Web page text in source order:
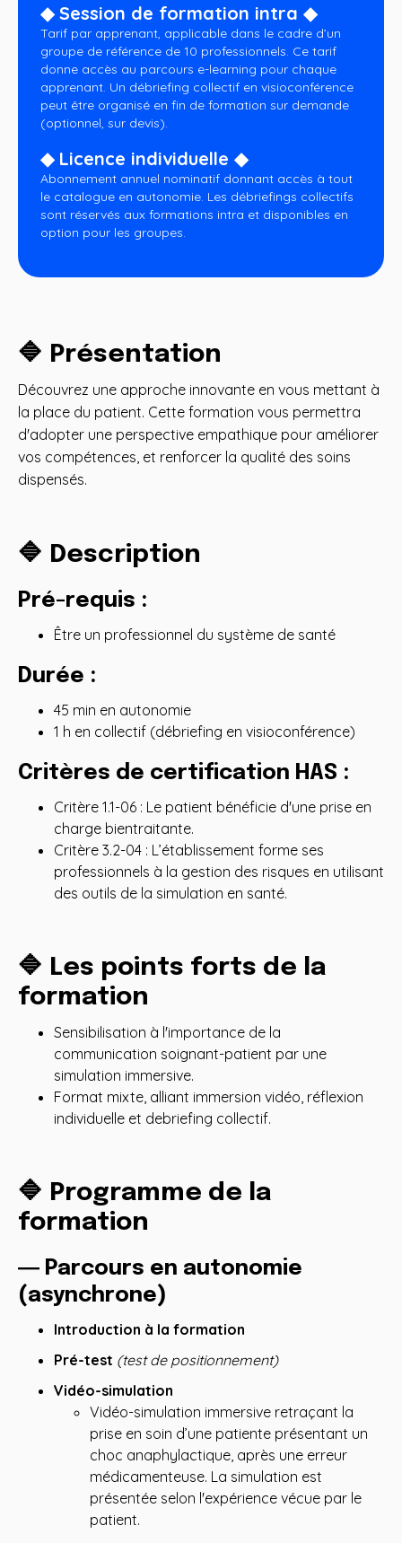
🔷 Présentation
Découvrez une approche innovante en vous mettant à
la place du patient. Cette formation vous permettra
d'adopter une perspective empathique pour améliorer
vos compétences, et renforcer la qualité des soins
dispensés.
🔷 Description
Pré-requis :
Être un professionnel du système de santé
Durée :
45 min en autonomie
1 h en collectif (débriefing en visioconférence)
Critères de certification HAS :
Critère 1.1-06 : Le patient bénéficie d'une prise en
charge bientraitante.
Critère 3.2-04 : L’établissement forme ses
professionnels à la gestion des risques en utilisant
des outils de la simulation en santé.
🔷 Les points forts de la
formation
Sensibilisation à l'importance de la
communication soignant-patient par une
simulation immersive.
Format mixte, alliant immersion vidéo, réflexion
individuelle et debriefing collectif.
🔷 Programme de la
formation
― Parcours en autonomie
(asynchrone)
Introduction à la formation
Pré-test (test de positionnement)
Vidéo-simulation
Vidéo-simulation immersive retraçant la
prise en soin d’une patiente présentant un
choc anaphylactique, après une erreur
médicamenteuse. La simulation est
présentée selon l'expérience vécue par le
patient.
◆ Session de formation intra ◆
Tarif par apprenant, applicable dans le cadre d’un
groupe de référence de 10 professionnels. Ce tarif
donne accès au parcours e-learning pour chaque
apprenant. Un débriefing collectif en visioconférence
peut être organisé en fin de formation sur demande
(optionnel, sur devis).
◆ Licence individuelle ◆
Abonnement annuel nominatif donnant accès à tout
le catalogue en autonomie. Les débriefings collectifs
sont réservés aux formations intra et disponibles en
option pour les groupes.